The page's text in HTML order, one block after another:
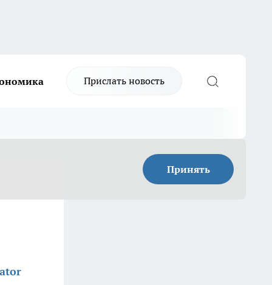
Прислать новость
Принять